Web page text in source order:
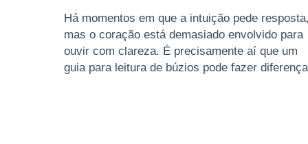
Há momentos em que a intuição pede resposta,
mas o coração está demasiado envolvido para
ouvir com clareza. É precisamente aí que um
guia para leitura de búzios pode fazer